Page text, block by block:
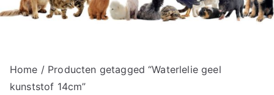
Home / Producten getagged “Waterlelie geel
kunststof 14cm”